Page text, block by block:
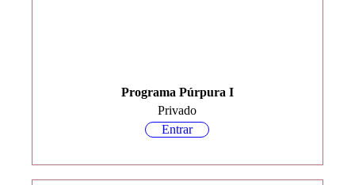
Programa Púrpura I
Privado
Entrar